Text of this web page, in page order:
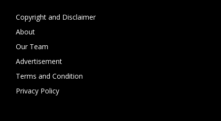
Copyright and Disclaimer
About
Our Team
Advertisement
Terms and Condition
Privacy Policy